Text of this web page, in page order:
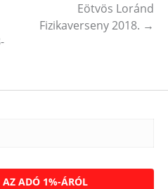
Eötvös Loránd
Fizikaverseny 2018. →
AZ ADÓ 1%-ÁRÓL